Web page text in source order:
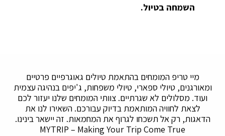
השמחה בטיול.
מיי טריפ המומחים בהתאמת טיולים גאוגרפיים פרטיים
ומאורגנים, טיולי ספארי, טיולי משפחות, ג'יפים בנהיגה עצמית
ועוד. מסלולים לא שגרתיים. צוותי המומחים שלנו יעזור לכם
לצאת לחוויה המותאמת בדיוק עבורכם. השאירו לנו את
הדאגות, רק אל תשכחו לגרוף את המחמאות. זה יישאר בינינו.
MYTRIP – Making Your Trip Come True